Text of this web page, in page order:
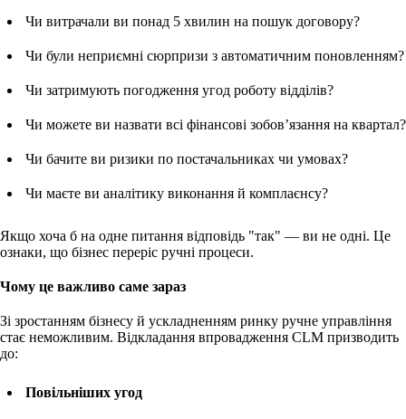
Чи витрачали ви понад 5 хвилин на пошук договору?
Чи були неприємні сюрпризи з автоматичним поновленням?
Чи затримують погодження угод роботу відділів?
Чи можете ви назвати всі фінансові зобов’язання на квартал?
Чи бачите ви ризики по постачальниках чи умовах?
Чи маєте ви аналітику виконання й комплаєнсу?
Якщо хоча б на одне питання відповідь "так" — ви не одні. Це
ознаки, що бізнес переріс ручні процеси.
Чому це важливо саме зараз
Зі зростанням бізнесу й ускладненням ринку ручне управління
стає неможливим. Відкладання впровадження CLM призводить
до:
Повільніших угод